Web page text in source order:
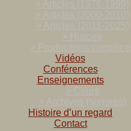
> Articles (1976-1999)
> Articles (2000-2010)
> Articles (2011-2025)
> Histoire
> Productions
Vidéos
Conférences
Enseignements
> Cours
> Archives (sonores)
Histoire d’un regard
Contact